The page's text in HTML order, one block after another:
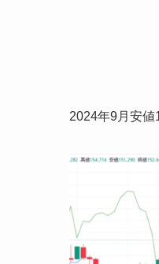
2024年9月安値